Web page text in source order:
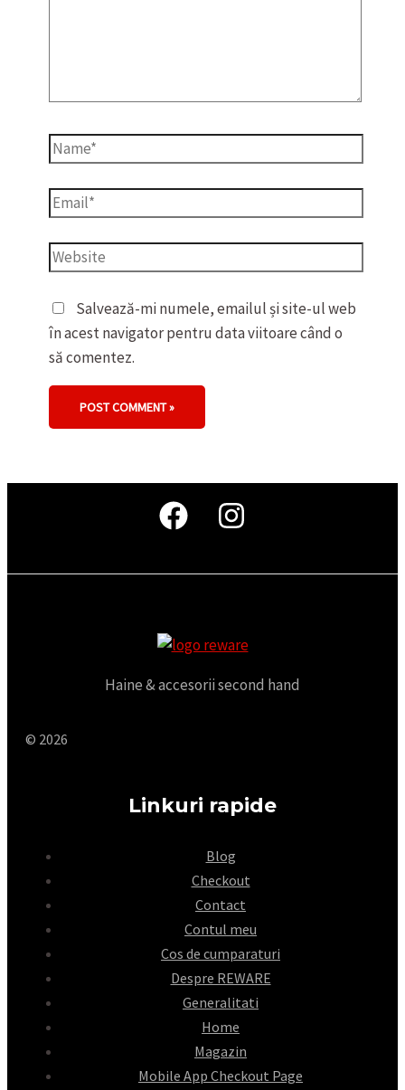
Name*
Email*
Website
Salvează-mi numele, emailul și site-ul web
în acest navigator pentru data viitoare când o
să comentez.
Haine & accesorii second hand
© 2026
Linkuri rapide
Blog
Checkout
Contact
Contul meu
Cos de cumparaturi
Despre REWARE
Generalitati
Home
Magazin
Mobile App Checkout Page